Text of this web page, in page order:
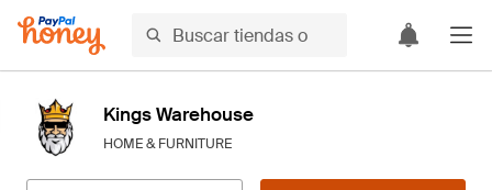
Kings Warehouse
HOME & FURNITURE